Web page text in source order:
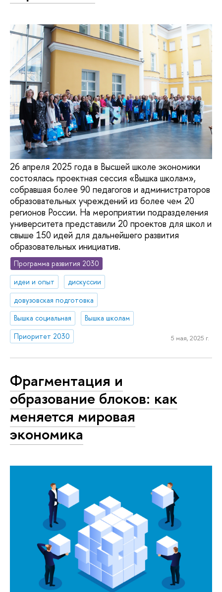
26 апреля 2025 года в Высшей школе экономики
состоялась проектная сессия «Вышка школам»,
собравшая более 90 педагогов и администраторов
образовательных учреждений из более чем 20
регионов России. На мероприятии подразделения
университета представили 20 проектов для школ и
свыше 150 идей для дальнейшего развития
образовательных инициатив.
Программа развития 2030
идеи и опыт
дискуссии
довузовская подготовка
Вышка социальная
Вышка школам
Приоритет 2030
5 мая, 2025 г.
Фрагментация и
образование блоков: как
меняется мировая
экономика